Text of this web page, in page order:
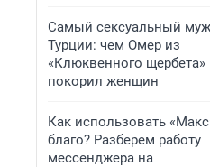
Самый сексуальный
Турции: чем Омер из
«Клюквенного щербета»
покорил женщин
Как использовать
благо? Разберем работу
мессенджера на